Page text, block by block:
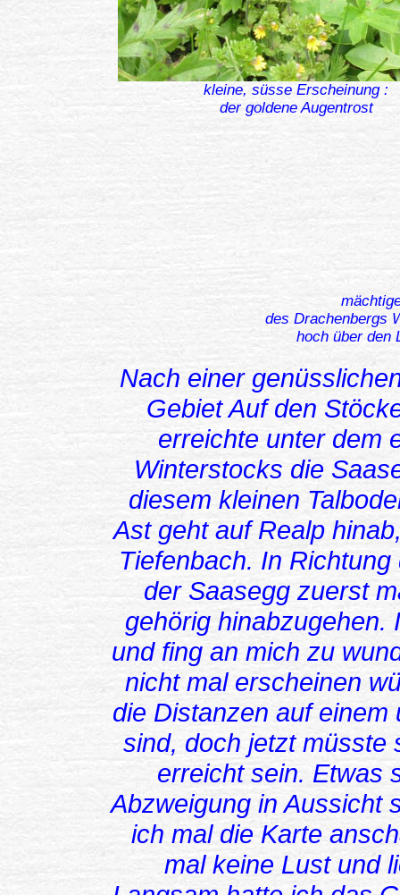
kleine, süsse Erscheinung :
der goldene Augentrost
des Drachenbergs
hoch über den
Nach einer
Gebiet Auf den
erreichte unter dem
Winterstocks die
diesem kleinen
Ast geht auf Realp
Tiefenbach. In
der Saasegg zuerst
gehörig hinabzugehen.
und fing an mich zu
nicht mal erscheinen
die Distanzen auf
sind, doch jetzt müsste
erreicht sein. Etwas
Abzweigung in Aussicht
ich mal die Karte
mal keine Lust und